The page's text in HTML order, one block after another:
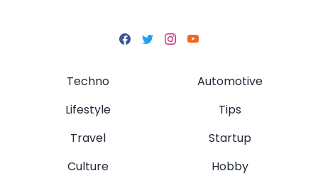
Techno
Lifestyle
Travel
Culture
Automotive
Tips
Startup
Hobby